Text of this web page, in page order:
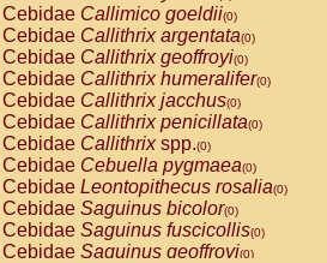
Cebidae Callimico goeldii(0)
Cebidae Callithrix argentata(0)
Cebidae Callithrix geoffroyi(0)
Cebidae Callithrix humeralifer(0)
Cebidae Callithrix jacchus(0)
Cebidae Callithrix penicillata(0)
Cebidae Callithrixspp.(0)
Cebidae Cebuella pygmaea(0)
Cebidae Leontopithecus rosalia(0)
Cebidae Saguinus bicolor(0)
Cebidae Saguinus fuscicollis(0)
Cebidae Saguinus geoffroyi(0)